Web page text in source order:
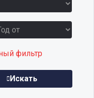
фильтр
Искать